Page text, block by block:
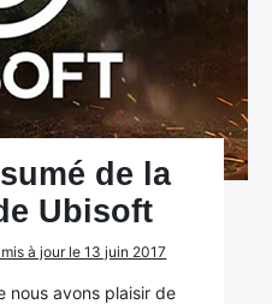
de la
Ubisoft
à jour le 13 juin 2017
nous avons plaisir de